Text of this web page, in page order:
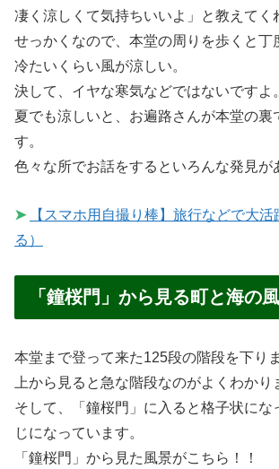
凄く涼しくて気持ちいいよ」と教えてく
せっかくなので、本堂の周りを歩くと丁
冷たいくらい風が涼しい。
決して、イヤな寒気などではないですよ。
夏でも涼しいと、お遍路さんが本堂の裏
す。
色々な所でお話をするといろんな発見が
➤
【スマホ用自撮り棒】旅行などで大
る）
「鐘桜門」から見る町と海の
本堂まで登って来た125段の階段を下りま
上から見ると急な階段なのがよくわかり
そして、「鐘桜門」に入ると格子状にな
じになっています。
「鐘桜門」から見た風景がこちら！！